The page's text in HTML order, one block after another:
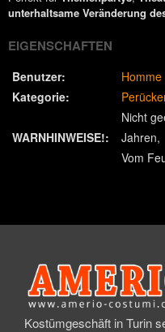
unterhaltsame Veränderung
EIGENSCHAFTEN
Benutzer:
Homme
Kategorie:
WARNHINWEISE!:
Nicht
Jahren
Vom
Kostümgeschäft in Turin